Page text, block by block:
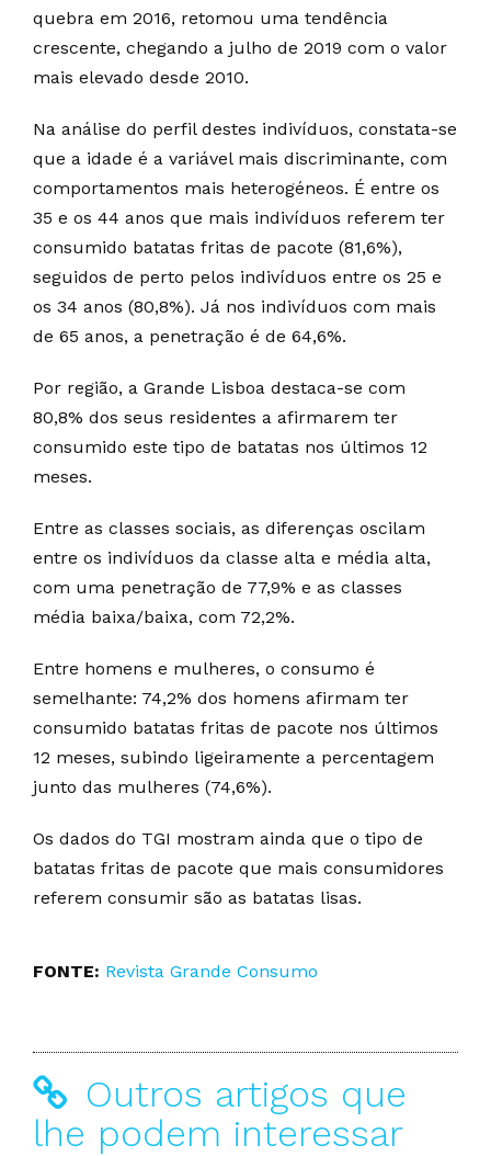
quebra em 2016, retomou uma tendência
crescente, chegando a julho de 2019 com o valor
mais elevado desde 2010.
Na análise do perfil destes indivíduos, constata-se
que a idade é a variável mais discriminante, com
comportamentos mais heterogéneos. É entre os
35 e os 44 anos que mais indivíduos referem ter
consumido batatas fritas de pacote (81,6%),
seguidos de perto pelos indivíduos entre os 25 e
os 34 anos (80,8%). Já nos indivíduos com mais
de 65 anos, a penetração é de 64,6%.
Por região, a Grande Lisboa destaca-se com
80,8% dos seus residentes a afirmarem ter
consumido este tipo de batatas nos últimos 12
meses.
Entre as classes sociais, as diferenças oscilam
entre os indivíduos da classe alta e média alta,
com uma penetração de 77,9% e as classes
média baixa/baixa, com 72,2%.
Entre homens e mulheres, o consumo é
semelhante: 74,2% dos homens afirmam ter
consumido batatas fritas de pacote nos últimos
12 meses, subindo ligeiramente a percentagem
junto das mulheres (74,6%).
Os dados do TGI mostram ainda que o tipo de
batatas fritas de pacote que mais consumidores
referem consumir são as batatas lisas.
FONTE: Revista Grande Consumo
Outros artigos que
lhe podem interessar